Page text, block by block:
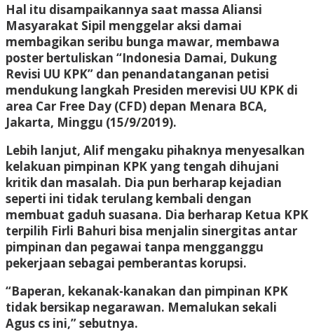
Hal itu disampaikannya saat massa Aliansi
Masyarakat Sipil menggelar aksi damai
membagikan seribu bunga mawar, membawa
poster bertuliskan “Indonesia Damai, Dukung
Revisi UU KPK” dan penandatanganan petisi
mendukung langkah Presiden merevisi UU KPK di
area Car Free Day (CFD) depan Menara BCA,
Jakarta, Minggu (15/9/2019).
Lebih lanjut, Alif mengaku pihaknya menyesalkan
kelakuan pimpinan KPK yang tengah dihujani
kritik dan masalah. Dia pun berharap kejadian
seperti ini tidak terulang kembali dengan
membuat gaduh suasana. Dia berharap Ketua KPK
terpilih Firli Bahuri bisa menjalin sinergitas antar
pimpinan dan pegawai tanpa mengganggu
pekerjaan sebagai pemberantas korupsi.
“Baperan, kekanak-kanakan dan pimpinan KPK
tidak bersikap negarawan. Memalukan sekali
Agus cs ini,” sebutnya.